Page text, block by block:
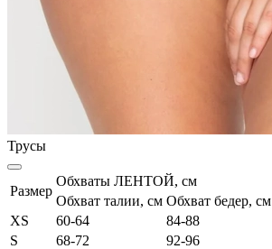
Трусы
Размер
Обхваты ЛЕНТОЙ, см
Обхват талии, см Обхват бедер, см
XS
60-64
84-88
S
68-72
92-96